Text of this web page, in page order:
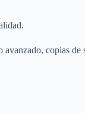
copias